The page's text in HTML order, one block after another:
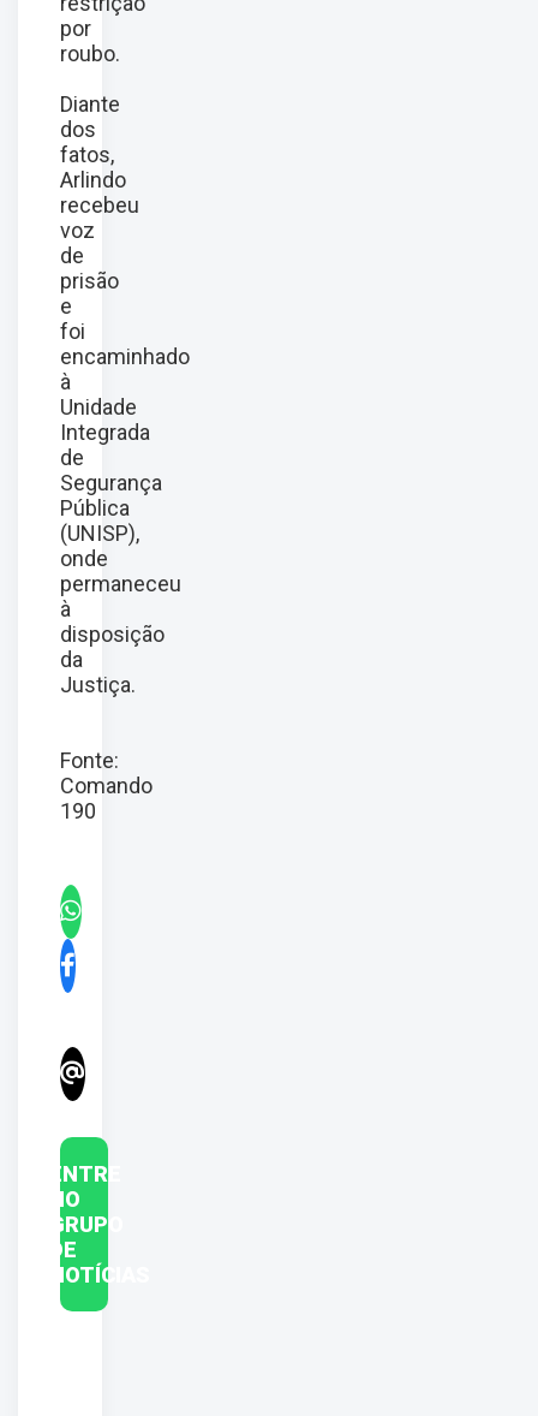
por
roubo.
Diante
dos
fatos,
Arlindo
recebeu
voz
de
prisão
e
foi
encaminhado
à
Unidade
Integrada
de
Segurança
Pública
(UNISP),
onde
permaneceu
à
disposição
da
Justiça.
Fonte:
Comando
190
ENTRE
NO
GRUPO
DE
NOTÍCIAS